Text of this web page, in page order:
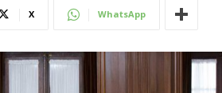
X WhatsApp